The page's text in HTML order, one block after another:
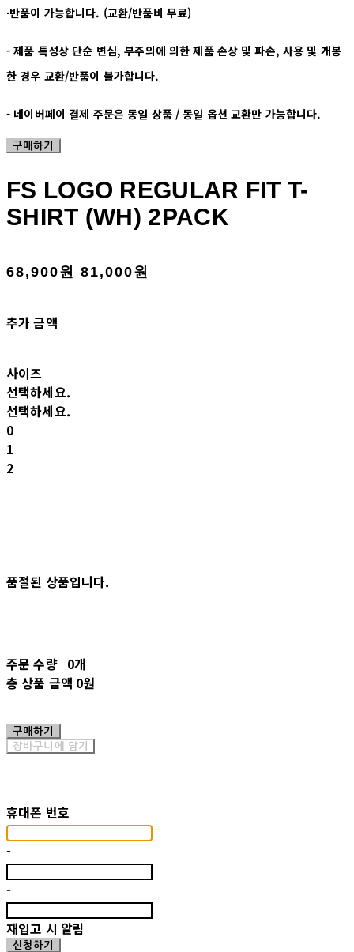
∙반품이 가능합니다. (교환/반품비 무료)
- 제품 특성상 단순 변심, 부주의에 의한 제품 손상 및 파손, 사용 및 개봉
한 경우 교환/반품이 불가합니다.
- 네이버페이 결제 주문은 동일 상품 / 동일 옵션 교환만 가능합니다.
구매하기
FS LOGO REGULAR FIT T-
SHIRT (WH) 2PACK
68,900원 81,000원
추가 금액
사이즈
선택하세요.
선택하세요.
0
1
2
품절된 상품입니다.
주문 수량 0개
총 상품 금액 0원
구매하기
장바구니에 담기
휴대폰 번호
-
-
재입고 시 알림
신청하기